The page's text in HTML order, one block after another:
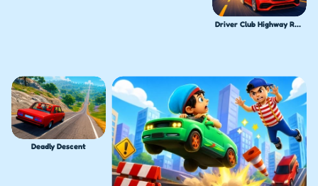
Driver Club Highway Racing
Deadly Descent